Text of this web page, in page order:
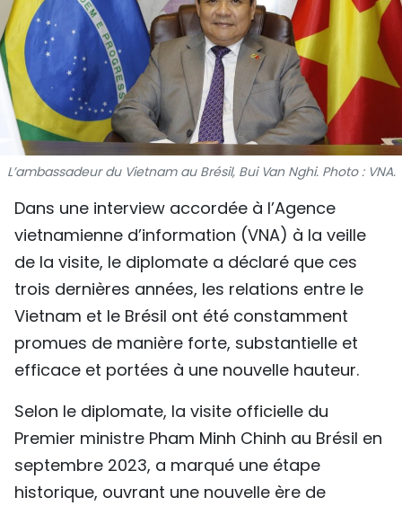
MÉGASTORIE
INFOGRAPHIE
PHOTO
VIDÉO
TIẾNG VIỆT
ENGLISH
中文
РУССКИЙ
ESPAÑOL
L’ambassadeur du Vietnam au Brésil, Bui Van Nghi. Photo : VNA.
Dans une interview accordée à l’Agence
vietnamienne d’information (VNA) à la veille
de la visite, le diplomate a déclaré que ces
trois dernières années, les relations entre le
Vietnam et le Brésil ont été constamment
promues de manière forte, substantielle et
efficace et portées à une nouvelle hauteur.
Selon le diplomate, la visite officielle du
Premier ministre Pham Minh Chinh au Brésil en
septembre 2023, a marqué une étape
historique, ouvrant une nouvelle ère de